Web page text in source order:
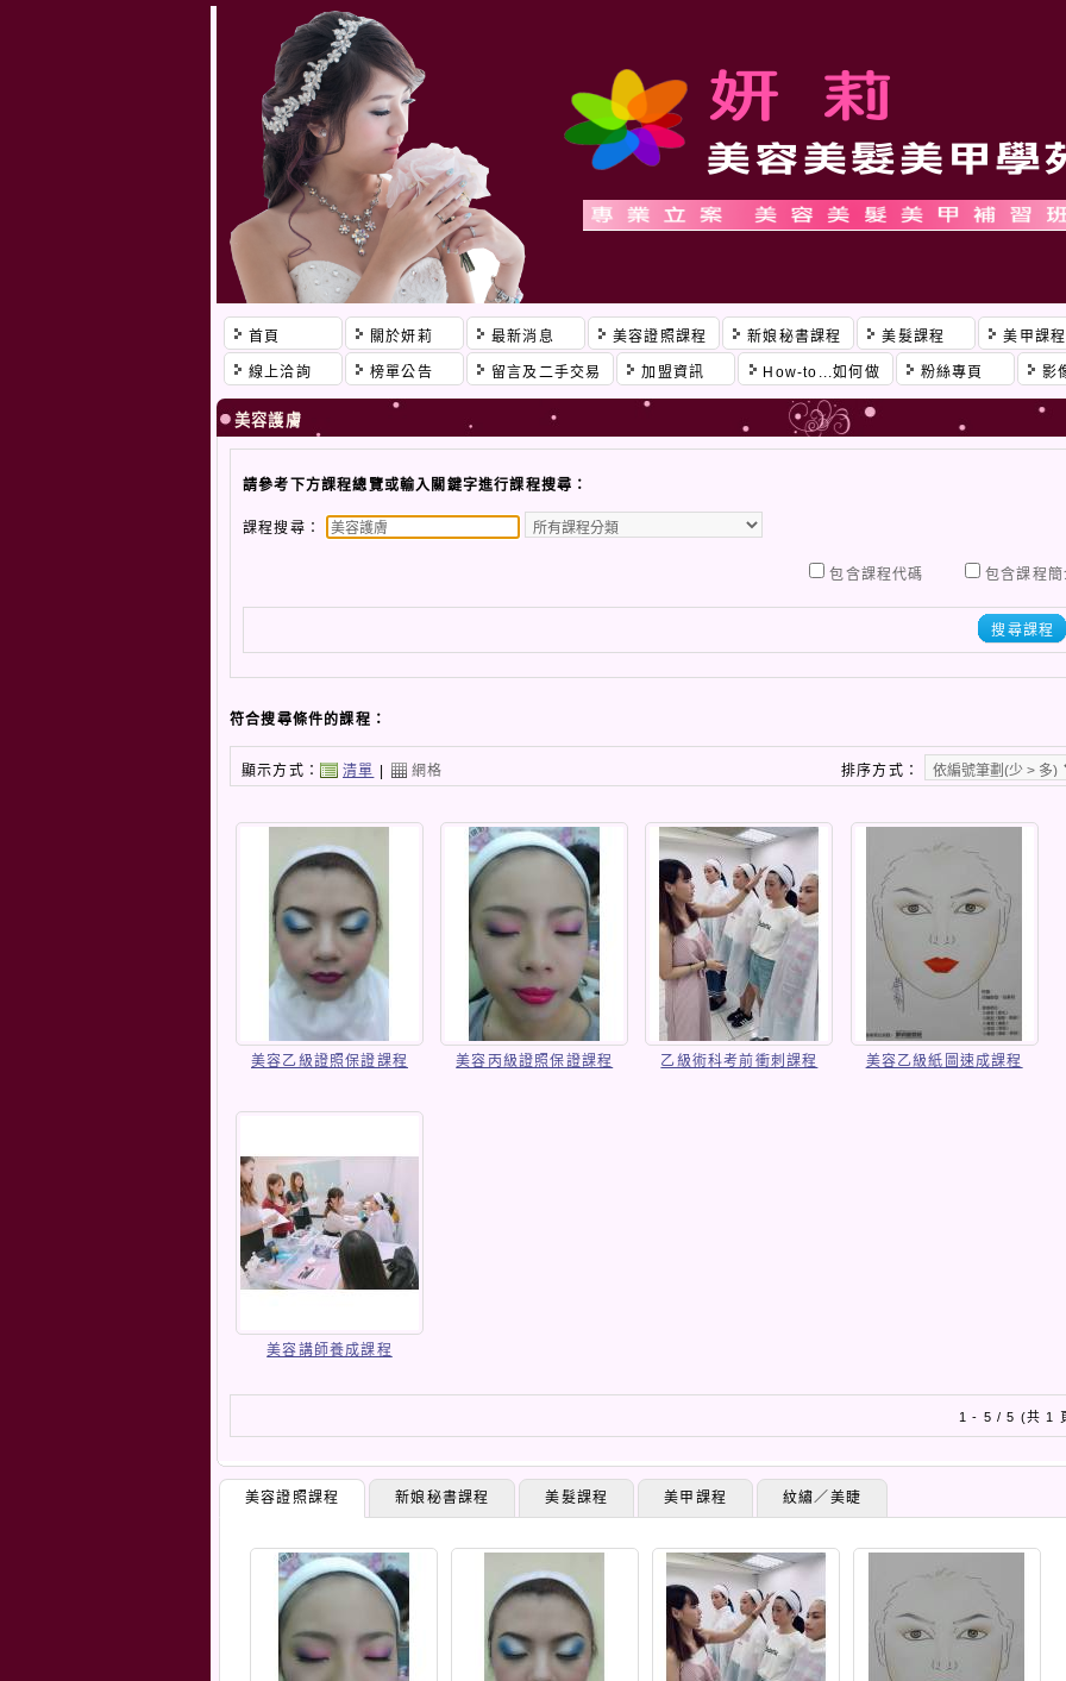
首頁 關於妍莉 最新消息 美容證照課程 新娘秘書課程 美髮課程 美甲課程
線上洽詢 榜單公告 留言及二手交易 加盟資訊 How-to...如何做 粉絲專頁 影
美容護膚
請參考下方課程總覽或輸入關鍵字進行課程搜尋：
課程搜尋：
包含課程代碼 包含課程簡
搜尋課程
符合搜尋條件的課程：
顯示方式： 清單 | 網格 排序方式：
美容乙級證照保證課程 美容丙級證照保證課程 乙級術科考前衝刺課程 美容乙級紙圖速成課程
美容講師養成課程
1 - 5 / 5 (共 1
美容證照課程 新娘秘書課程 美髮課程 美甲課程 紋繡／美睫